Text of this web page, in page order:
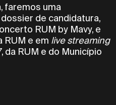
faremos uma
de candidatura,
RUM by Mavy, e
RUM e em live streaming
da RUM e do Município